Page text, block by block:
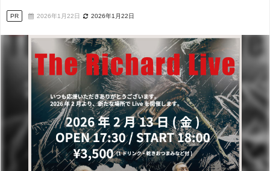
PR 2026年1月22日 2026年1月22日